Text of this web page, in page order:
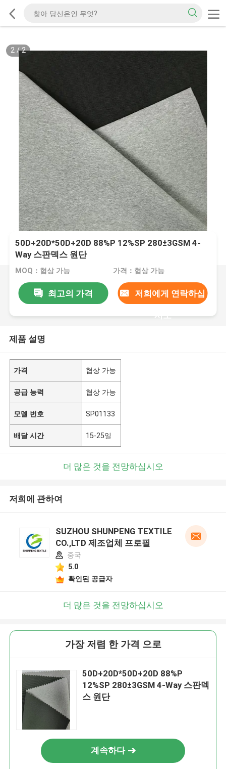
2/2
50D+20D*50D+20D 88%P 12%SP 280±3GSM 4-
Way 스판덱스 원단
MOQ：협상 가능 가격：협상 가능
최고의 가격 저희에게 연락하십
시오
제품 설명
가격 협상 가능
공급 능력 협상 가능
모델 번호 SP01133
배달 시간 15-25일
더 많은 것을 전망하십시오
저희에 관하여
SUZHOU SHUNPENG TEXTILE
CO.,LTD 제조업체 프로필
중국
5.0
확인된 공급자
더 많은 것을 전망하십시오
가장 저렴 한 가격 으로
50D+20D*50D+20D 88%P
12%SP 280±3GSM 4-Way 스판덱
스 원단
계속하다